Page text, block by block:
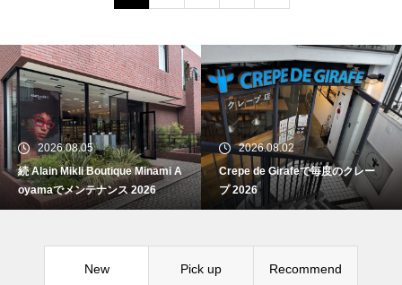
2026.08.05
続 Alain Mikli Boutique Minami A
oyamaでメンテナンス 2026
2026.08.02
Crepe de Girafeで毎度のクレー
プ 2026
New Pick up Recommend
続 Alain Mikli Boutique Minami A
oyamaでメンテナンス 2026
Crepe de Girafeで毎度のクレー
プ 2026